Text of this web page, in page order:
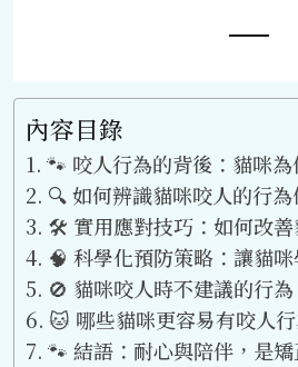
內容目錄
🐾 咬人行為的背後：貓咪為
🔍 如何辨識貓咪咬人的行為
🛠️ 實用應對技巧：如何改善
🧠 科學化預防策略：讓貓
🚫 貓咪咬人時不建議的行為
🐱 哪些貓咪更容易有咬人行
🐾 結語：耐心與陪伴，是